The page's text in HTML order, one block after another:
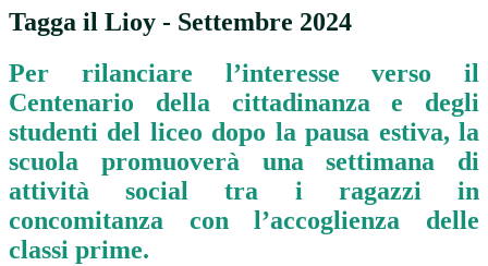
Tagga il Lioy - Settembre 2024
Per rilanciare l’interesse verso il
Centenario della cittadinanza e degli
studenti del liceo dopo la pausa estiva, la
scuola promuoverà una settimana di
attività social tra i ragazzi in
concomitanza con l’accoglienza delle
classi prime.